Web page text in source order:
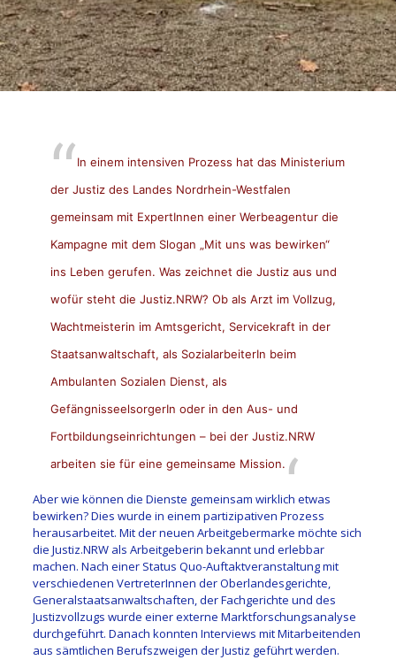
In einem intensiven Prozess hat das Ministerium
der Justiz des Landes Nordrhein-Westfalen
gemeinsam mit ExpertInnen einer Werbeagentur die
Kampagne mit dem Slogan „Mit uns was bewirken“
ins Leben gerufen. Was zeichnet die Justiz aus und
wofür steht die Justiz.NRW? Ob als Arzt im Vollzug,
Wachtmeisterin im Amtsgericht, Servicekraft in der
Staatsanwaltschaft, als SozialarbeiterIn beim
Ambulanten Sozialen Dienst, als
GefängnisseelsorgerIn oder in den Aus- und
Fortbildungseinrichtungen – bei der Justiz.NRW
arbeiten sie für eine gemeinsame Mission.
Aber wie können die Dienste gemeinsam wirklich etwas
bewirken? Dies wurde in einem partizipativen Prozess
herausarbeitet. Mit der neuen Arbeitgebermarke möchte sich
die Justiz.NRW als Arbeitgeberin bekannt und erlebbar
machen. Nach einer Status Quo-Auftaktveranstaltung mit
verschiedenen VertreterInnen der Oberlandesgerichte,
Generalstaatsanwaltschaften, der Fachgerichte und des
Justizvollzugs wurde einer externe Marktforschungsanalyse
durchgeführt. Danach konnten Interviews mit Mitarbeitenden
aus sämtlichen Berufszweigen der Justiz geführt werden.